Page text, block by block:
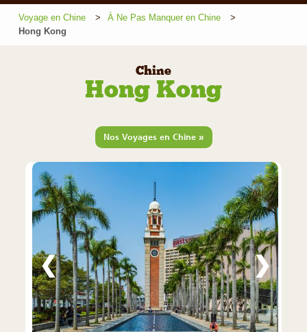
Voyage en Chine
À Ne Pas Manquer en Chine
Hong Kong
Chine
Hong Kong
Nos Voyages en Chine »
❮ ❯